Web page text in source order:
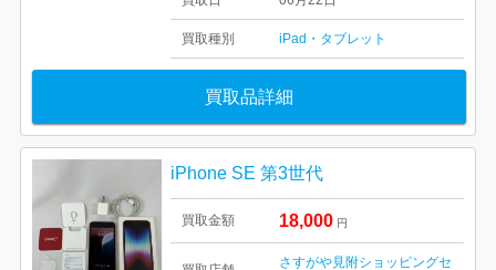
買取種別 iPad・タブレット
買取品詳細
iPhone SE 第3世代
買取金額 18,000 円
さすがや見附ショッピングセ